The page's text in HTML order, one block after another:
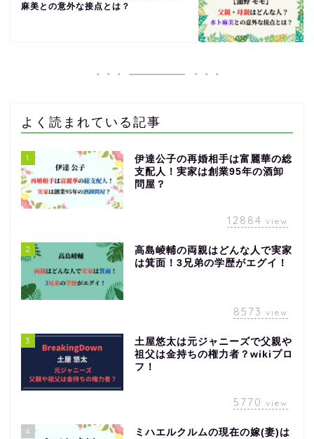
麻美との意外な接点とは？
よく読まれている記事
1
伊達公子の再婚相手は富麗華の総
支配人！実家は創業95年の酒卸
問屋？
12884 view
2
高島崚輔の両親はどんな人で実家
は箕面！3兄弟の学歴がエグイ！
8573 view
3
土屋悠太は元ジャニーズで父親や
祖父は金持ちの権力者？wikiプロ
フ！
5770 view
4
ミハエルクルムの現在の嫁(妻)は